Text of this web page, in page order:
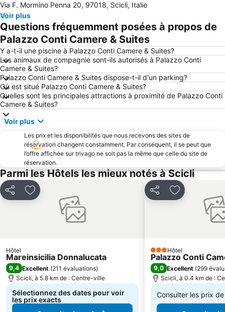
Lido Noto
Lido Avola
Playa Grande
Donnafugata
Punta Secca
Lago di Santa Rosalia
Punta Braccetto
Scoglitti
Late Baroque Towns of the Val di Noto
Porto Turistico di Marina di Ragusa
La cava di Ispica
Santa Maria del Focallo
Réserve naturelle de Vendicari
île du cap Passero
Via F. Mormino Penna 20, 97018, Scicli, Italie
Voir plus
Questions fréquemment posées à propos de
Palazzo Conti Camere & Suites
Y a-t-il une piscine à Palazzo Conti Camere & Suites?
Les animaux de compagnie sont-ils autorisés à Palazzo Conti
Camere & Suites?
Palazzo Conti Camere & Suites dispose-t-il d'un parking?
Où est situé Palazzo Conti Camere & Suites?
Quelles sont les principales attractions à proximité de Palazzo Conti
Camere & Suites?
Voir plus
Les prix et les disponibilités que nous recevons des sites de
réservation changent constamment. Par conséquent, il se peut que
l’offre affichée sur trivago ne soit pas la même que celle du site de
réservation.
Parmi les Hôtels les mieux notés à Scicli
PartagerAjouter à mes favoris
Hôtel
Mareinsicilia Donnalucata
9,4 Excellent (211 évaluations)
Scicli, à 5.8 km de : Centre-ville
Sélectionnez des dates pour voir
les prix exacts
PartagerAjouter à
3 Étoiles
Hôtel
Palazzo Conti
9,0 Excellent (299
Scicli, à 0.4 km de :
Consulter les prix
De